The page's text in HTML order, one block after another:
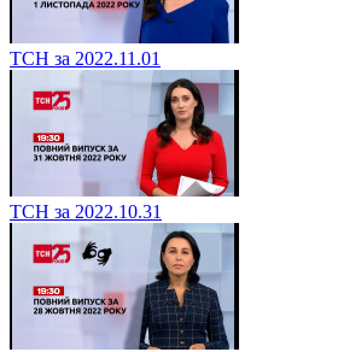
ТСН за 2022.11.01
ТСН за 2022.10.31